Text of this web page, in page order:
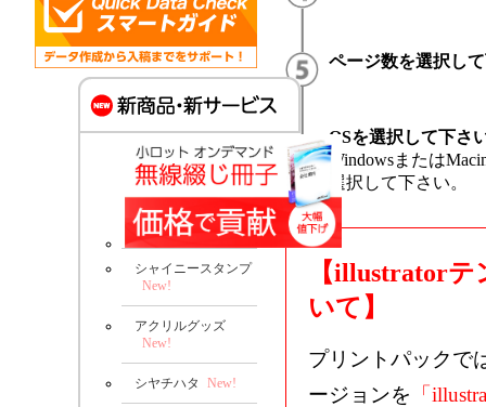
ページ数を選択し
OSを選択して下さ
Windowsまたは
選択して下さい。
【illustrator
いて】
プリントパックで
ージョンを 「
シャイニースタンプ
New!
アクリルグッズ
New!
シヤチハタ New!